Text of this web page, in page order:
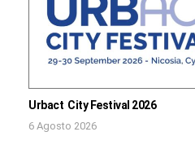
Urbact City Festival 2026
6 Agosto 2026